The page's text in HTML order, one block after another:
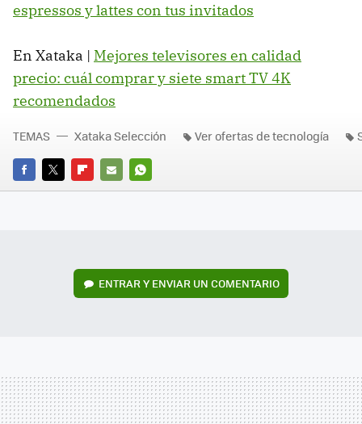
espressos y lattes con tus invitados
En Xataka | Mejores televisores en calidad
precio: cuál comprar y siete smart TV 4K
recomendados
FACEBOOK
TWITTERFLIPBOARD
E-
WHATSAPP
TEMAS Xataka Selección Ver ofertas de tecnología
ENTRAR Y ENVIAR UN COMENTARIO